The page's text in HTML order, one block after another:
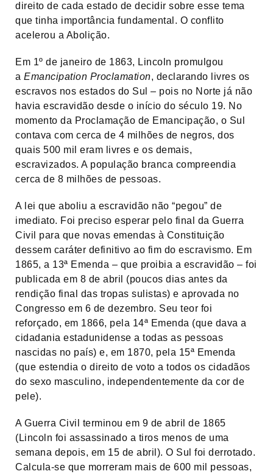
direito de cada estado de decidir sobre esse tema
que tinha importância fundamental. O conflito
acelerou a Abolição.
Em 1º de janeiro de 1863, Lincoln promulgou
a Emancipation Proclamation, declarando livres os
escravos nos estados do Sul – pois no Norte já não
havia escravidão desde o início do século 19. No
momento da Proclamação de Emancipação, o Sul
contava com cerca de 4 milhões de negros, dos
quais 500 mil eram livres e os demais,
escravizados. A população branca compreendia
cerca de 8 milhões de pessoas.
A lei que aboliu a escravidão não “pegou” de
imediato. Foi preciso esperar pelo final da Guerra
Civil para que novas emendas à Constituição
dessem caráter definitivo ao fim do escravismo. Em
1865, a 13ª Emenda – que proibia a escravidão – foi
publicada em 8 de abril (poucos dias antes da
rendição final das tropas sulistas) e aprovada no
Congresso em 6 de dezembro. Seu teor foi
reforçado, em 1866, pela 14ª Emenda (que dava a
cidadania estadunidense a todas as pessoas
nascidas no país) e, em 1870, pela 15ª Emenda
(que estendia o direito de voto a todos os cidadãos
do sexo masculino, independentemente da cor de
pele).
A Guerra Civil terminou em 9 de abril de 1865
(Lincoln foi assassinado a tiros menos de uma
semana depois, em 15 de abril). O Sul foi derrotado.
Calcula-se que morreram mais de 600 mil pessoas,